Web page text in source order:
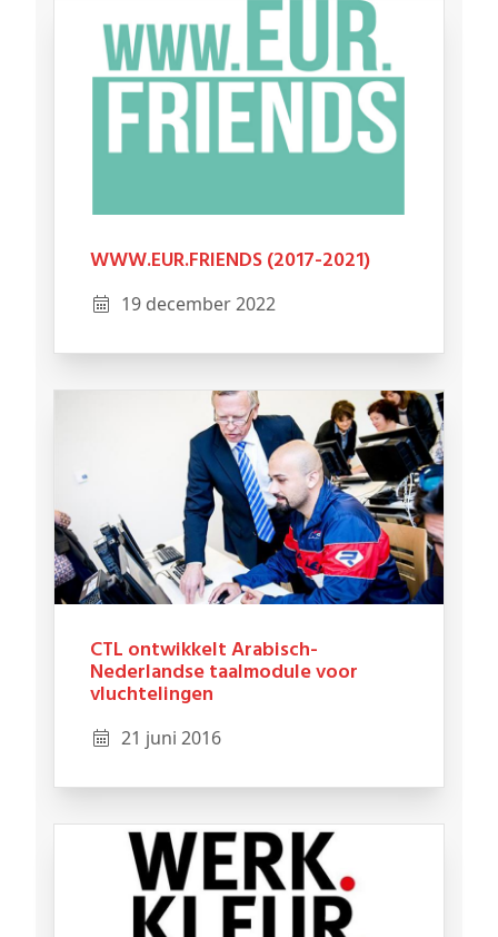
WWW.EUR.FRIENDS (2017-2021)
19 december 2022
CTL ontwikkelt Arabisch-
Nederlandse taalmodule voor
vluchtelingen
21 juni 2016